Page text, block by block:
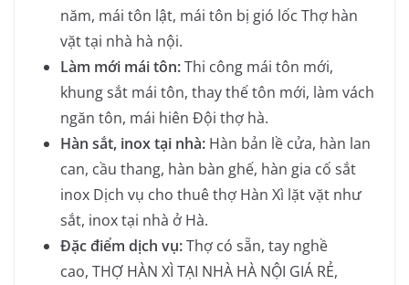
năm, mái tôn lật, mái tôn bị gió lốc Thợ hàn
vặt tại nhà hà nội.
Làm mới mái tôn:Thi công mái tôn mới,
khung sắt mái tôn, thay thế tôn mới, làm vách
ngăn tôn, mái hiên Đội thợ hà.
Hàn sắt, inox tại nhà: Hàn bản lề cửa, hàn lan
can, cầu thang, hàn bàn ghế, hàn gia cố sắt
inox Dịch vụ cho thuê thợ Hàn Xì lặt vặt như
sắt, inox tại nhà ở Hà.
Đặc điểm dịch vụ:Thợ có sẵn, tay nghề
cao, THỢ HÀN XÌ TẠI NHÀ HÀ NỘI GIÁ RẺ,